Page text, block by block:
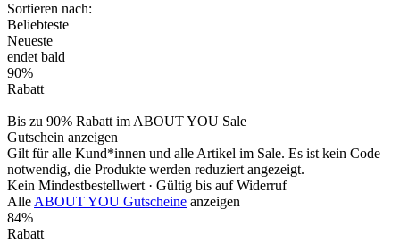
Sortieren nach:
Beliebteste
Neueste
endet bald
90%
Rabatt
Bis zu 90% Rabatt im ABOUT YOU Sale
Gutschein anzeigen
Gilt für alle Kund*innen und alle Artikel im Sale. Es ist kein Code
notwendig, die Produkte werden reduziert angezeigt.
Kein Mindestbestellwert · Gültig bis auf Widerruf
AlleABOUT YOU Gutscheine anzeigen
84%
Rabatt